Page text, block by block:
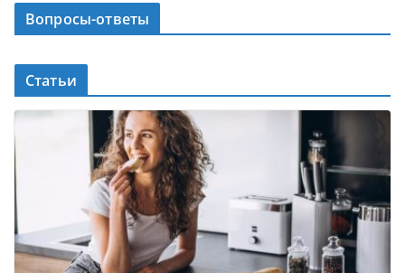
Вопросы-ответы
Статьи